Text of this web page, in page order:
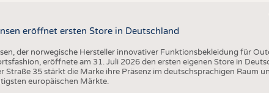
eröffnet ersten Store in Deutschland
der norwegische Hersteller innovativer Funktionsbekleidung für
eröffnete am 31. Juli 2026 den ersten eigenen Store in
Straße 35 stärkt die Marke ihre Präsenz im deutschsprachigen Raum
europäischen Märkte.